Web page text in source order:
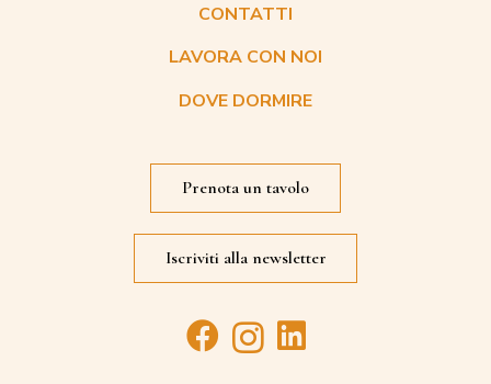
CONTATTI
LAVORA CON NOI
DOVE DORMIRE
Prenota un tavolo
Iscriviti alla newsletter